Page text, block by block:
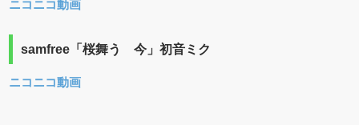
ニコニコ動画
samfree「桜舞う 今」初音ミク
ニコニコ動画